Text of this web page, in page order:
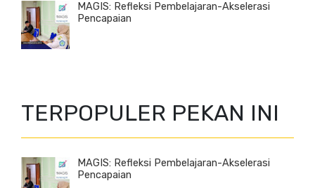
MAGIS: Refleksi Pembelajaran-Akselerasi
Pencapaian
TERPOPULER PEKAN INI
MAGIS: Refleksi Pembelajaran-Akselerasi
Pencapaian